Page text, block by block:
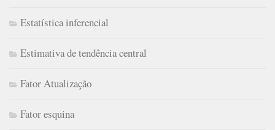
Estatística inferencial
Estimativa de tendência central
Fator Atualização
Fator esquina